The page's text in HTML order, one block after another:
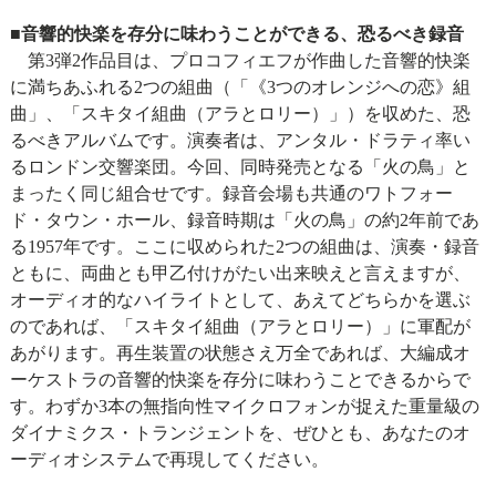
■音響的快楽を存分に味わうことができる、恐るべき録音
第3弾2作品目は、プロコフィエフが作曲した音響的快楽
に満ちあふれる2つの組曲（「《3つのオレンジへの恋》組
曲」、「スキタイ組曲（アラとロリー）」）を収めた、恐
るべきアルバムです。演奏者は、アンタル・ドラティ率い
るロンドン交響楽団。今回、同時発売となる「火の鳥」と
まったく同じ組合せです。録音会場も共通のワトフォー
ド・タウン・ホール、録音時期は「火の鳥」の約2年前であ
る1957年です。ここに収められた2つの組曲は、演奏・録音
ともに、両曲とも甲乙付けがたい出来映えと言えますが、
オーディオ的なハイライトとして、あえてどちらかを選ぶ
のであれば、「スキタイ組曲（アラとロリー）」に軍配が
あがります。再生装置の状態さえ万全であれば、大編成オ
ーケストラの音響的快楽を存分に味わうことできるからで
す。わずか3本の無指向性マイクロフォンが捉えた重量級の
ダイナミクス・トランジェントを、ぜひとも、あなたのオ
ーディオシステムで再現してください。